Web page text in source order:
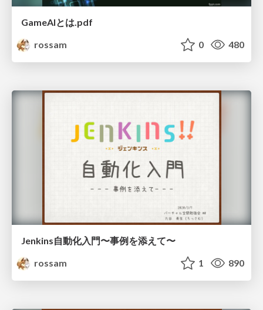
GameAIとは.pdf
rossam
0 480
Jenkins自動化入門〜事例を添えて〜
rossam
1 890